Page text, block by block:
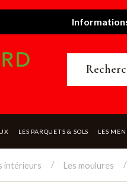
LES PARQUETS & SOLS LES
intérieurs Les moulures